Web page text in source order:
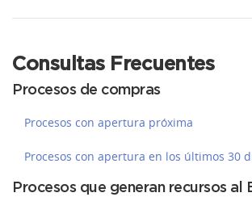
Consultas Frecuentes
Procesos de compras
Procesos con apertura próxima
Procesos con apertura en los últimos 30
Procesos que generan recursos al